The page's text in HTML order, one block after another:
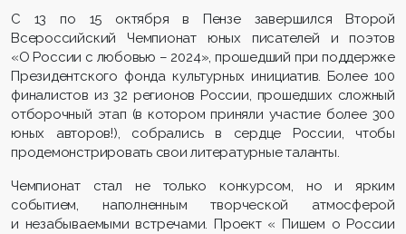
С 13 по 15 октября в Пензе завершился Второй
Всероссийский Чемпионат юных писателей и поэтов
«О России с любовью – 2024», прошедший при поддержке
Президентского фонда культурных инициатив. Более 100
финалистов из 32 регионов России, прошедших сложный
отборочный этап (в котором приняли участие более 300
юных авторов!), собрались в сердце России, чтобы
продемонстрировать свои литературные таланты.
Чемпионат стал не только конкурсом, но и ярким
событием, наполненным творческой атмосферой
и незабываемыми встречами. Проект « Пишем о России